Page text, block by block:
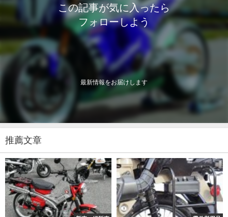
この記事が気に入ったら
フォローしよう
最新情報をお届けします
推薦文章